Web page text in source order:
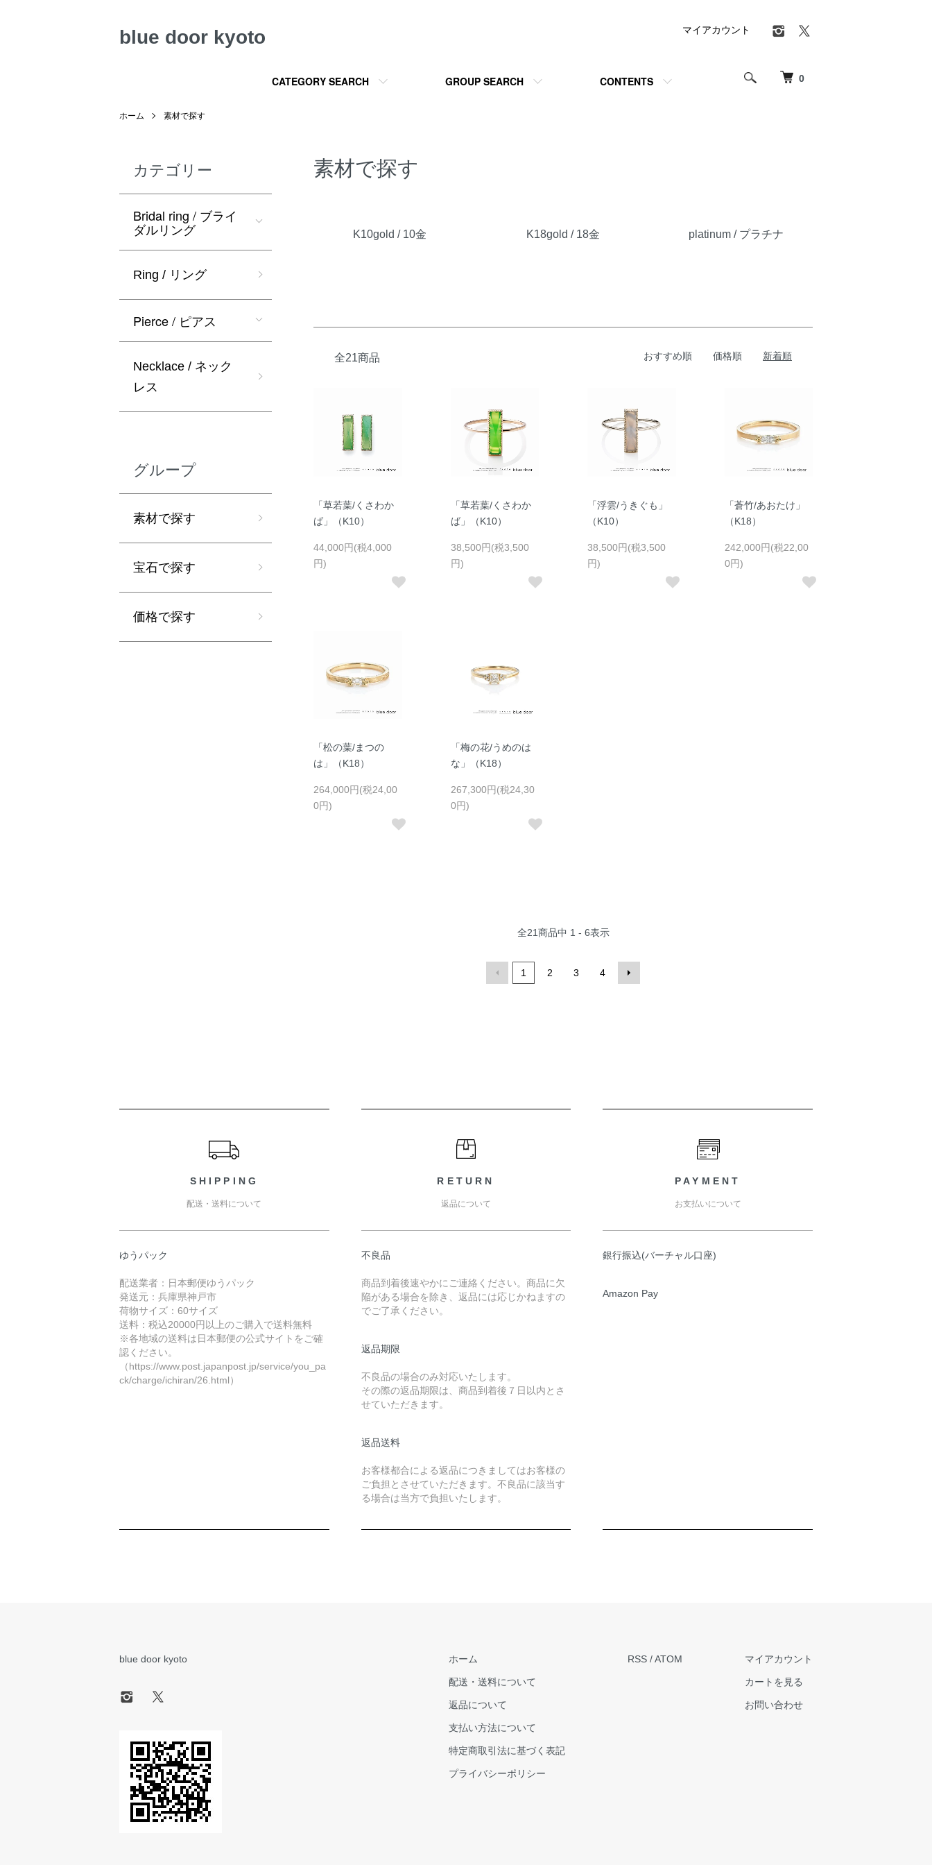
blue door kyoto
0
CATEGORY SEARCH GROUP SEARCH CONTENTS
マイアカウント
ホーム 素材で探す
素材で探す
K10gold / 10金 K18gold / 18金 platinum / プラチナ
全21商品 おすすめ順 価格順 新着順
「草若葉/くさわか
ば」（K10）
44,000円(税4,000
円)
「草若葉/くさわか
ば」（K10）
38,500円(税3,500
円)
「浮雲/うきぐも」
（K10）
38,500円(税3,500
円)
「蒼竹/あおたけ」
（K18）
242,000円(税22,00
0円)
「松の葉/まつの
は」（K18）
264,000円(税24,00
0円)
「梅の花/うめのは
な」（K18）
267,300円(税24,30
0円)
全21商品中 1 - 6表示
1 2 3 4
カテゴリー
Bridal ring / ブライ
ダルリング
Ring / リング
Pierce / ピアス
Necklace / ネック
レス
グループ
素材で探す
宝石で探す
価格で探す
SHIPPING
配送・送料について
ゆうパック
配送業者：日本郵便ゆうパック
発送元：兵庫県神戸市
荷物サイズ：60サイズ
送料：税込20000円以上のご購入で送料無料
※各地域の送料は日本郵便の公式サイトをご確
認ください。
（https://www.post.japanpost.jp/service/you_pa
ck/charge/ichiran/26.html）
RETURN
返品について
不良品
商品到着後速やかにご連絡ください。商品に欠
陥がある場合を除き、返品には応じかねますの
でご了承ください。
返品期限
不良品の場合のみ対応いたします。
その際の返品期限は、商品到着後７日以内とさ
せていただきます。
返品送料
お客様都合による返品につきましてはお客様の
ご負担とさせていただきます。不良品に該当す
る場合は当方で負担いたします。
PAYMENT
お支払いについて
銀行振込(バーチャル口座)
Amazon Pay
blue door kyoto ホーム
配送・送料について
返品について
支払い方法について
特定商取引法に基づく表記
プライバシーポリシー
RSS /ATOM マイアカウント
カートを見る
お問い合わせ